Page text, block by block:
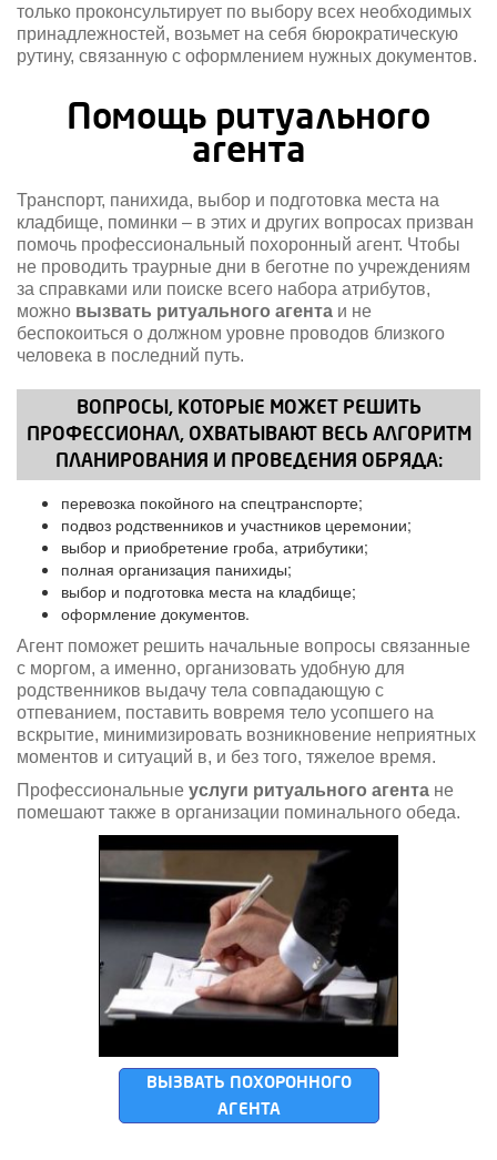
только проконсультирует по выбору всех необходимых
принадлежностей, возьмет на себя бюрократическую
рутину, связанную с оформлением нужных документов.
Помощь ритуального
агента
Транспорт, панихида, выбор и подготовка места на
кладбище, поминки – в этих и других вопросах призван
помочь профессиональный похоронный агент. Чтобы
не проводить траурные дни в беготне по учреждениям
за справками или поиске всего набора атрибутов,
можно вызвать ритуального агента и не
беспокоиться о должном уровне проводов близкого
человека в последний путь.
ВОПРОСЫ, КОТОРЫЕ МОЖЕТ РЕШИТЬ
ПРОФЕССИОНАЛ, ОХВАТЫВАЮТ ВЕСЬ АЛГОРИТМ
ПЛАНИРОВАНИЯ И ПРОВЕДЕНИЯ ОБРЯДА:
перевозка покойного на спецтранспорте;
подвоз родственников и участников церемонии;
выбор и приобретение гроба, атрибутики;
полная организация панихиды;
выбор и подготовка места на кладбище;
оформление документов.
Агент поможет решить начальные вопросы связанные
с моргом, а именно, организовать удобную для
родственников выдачу тела совпадающую с
отпеванием, поставить вовремя тело усопшего на
вскрытие, минимизировать возникновение неприятных
моментов и ситуаций в, и без того, тяжелое время.
Профессиональные услуги ритуального агента не
помешают также в организации поминального обеда.
ВЫЗВАТЬ ПОХОРОННОГО
АГЕНТА